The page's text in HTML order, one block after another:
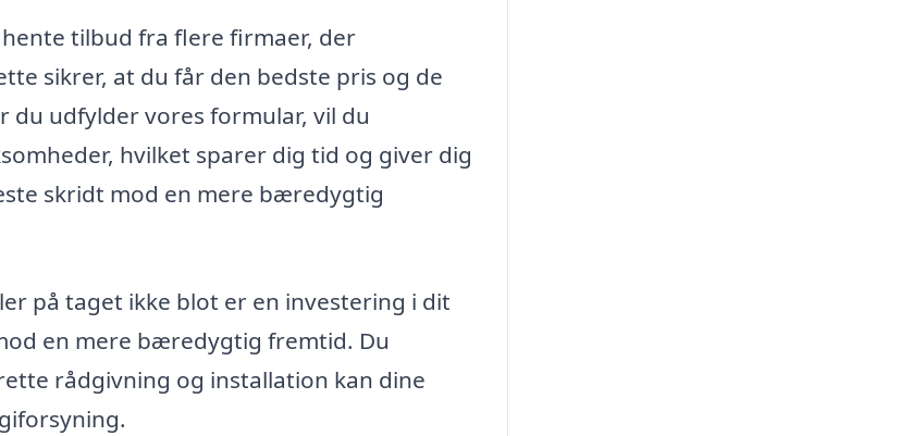
tilbud fra flere firmaer, der
sikrer, at du får den bedste pris og de
du udfylder vores formular, vil du
hvilket sparer dig tid og giver dig
skridt mod en mere bæredygtig
på taget ikke blot er en investering i dit
en mere bæredygtig fremtid. Du
rådgivning og installation kan dine